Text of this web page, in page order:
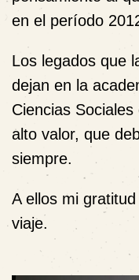
en el período
Los legados que
dejan en la
Ciencias
alto valor, que
siempre.
A ellos mi
viaje.